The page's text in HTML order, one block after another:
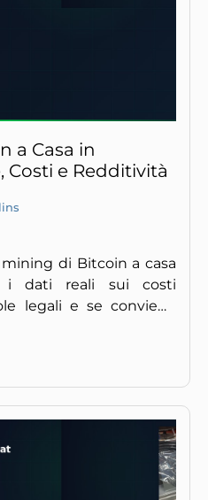
a Casa in
Costi e Redditività
di Bitcoin a casa
i dati reali sui costi
legali e se conviene